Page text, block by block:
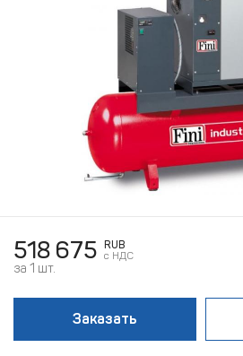
518 675
RUB
c НДС
за 1 шт.
Заказать